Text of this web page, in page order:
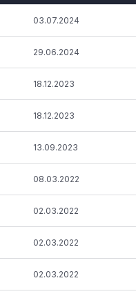
03.07.2024
29.06.2024
18.12.2023
18.12.2023
13.09.2023
08.03.2022
02.03.2022
02.03.2022
02.03.2022